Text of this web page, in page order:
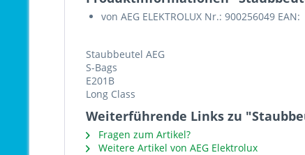
von AEG ELEKTROLUX Nr.: 900256049 EAN:
Staubbeutel AEG
S-Bags
E201B
Long Class
Weiterführende Links zu
Fragen zum Artikel?
Weitere Artikel von AEG Elektrolux